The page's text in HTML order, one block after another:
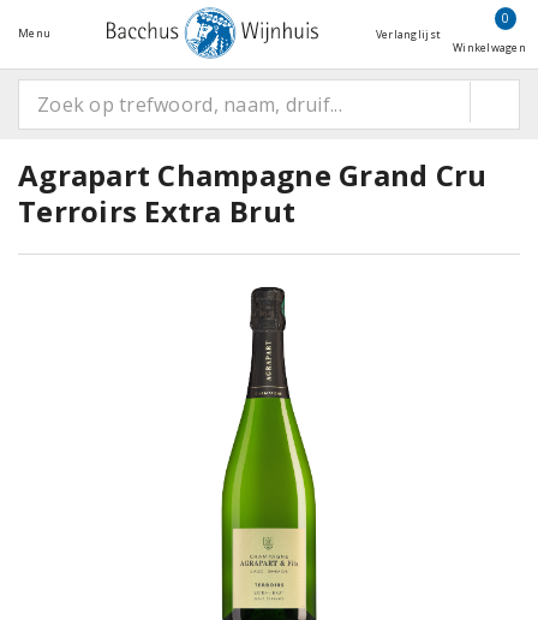
Menu Verlanglijst
0
Winkelwagen
Agrapart Champagne Grand Cru
Terroirs Extra Brut